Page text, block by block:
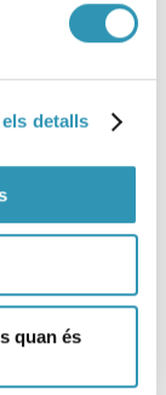
detalls
quan és
y la